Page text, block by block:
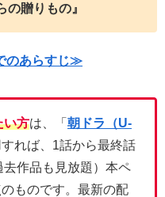
贈りもの』
のあらすじ≫
い方は、「 朝ドラ（U-
れば、1話から最終話
作品も見放題）本ペ
ものです。最新の配